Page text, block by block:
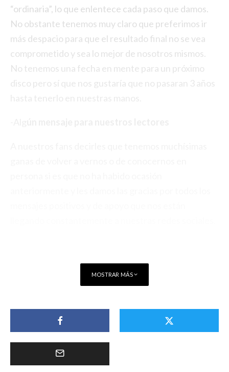
“ordinaria”, lo que enlentece cada paso que damos.
No obstante tenemos muy claro que preferimos ir
más despacio para que el resultado final no se vea
comprometido y sea lo mejor de nosotros mismos.
No tenemos una fecha en mente para un próximo
disco pero sí que nos gustaría que no pasaran 3 años
MOSTRAR MÁS